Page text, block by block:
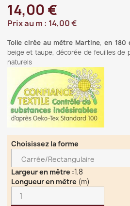
14,00 €
Prix au m : 14,00 €
Toile cirée au mètre Martine,en 180
beige et taupe, décorée de feuilles de
naturels
Choisissez la forme
Largeur en mètre :1.8
Longueur en mètre (m)